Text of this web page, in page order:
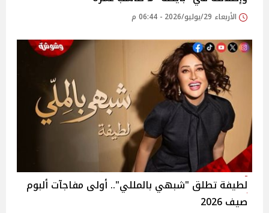
الأربعاء 29/يوليو/2026 - 06:44 م
لطيفة تطلق "شبهي بالمللي".. أولى مفاجآت ألبوم
صيف 2026